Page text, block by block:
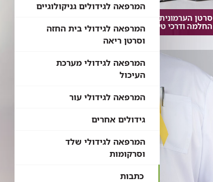
המרפאה לגידולים גניקולוגיים
המרפאה לגידולי בית החזה
וסרטן ריאה
המרפאה לגידולי מערכת
העיכול
המרפאה לגידולי עור
גידולים אחרים
המרפאה לגידולי שלד
וסרקומות
כתבות
סרטן הערמונית: תוחלת חיים, סיכויי
החלמה ודרכי טיפול מרכזיות